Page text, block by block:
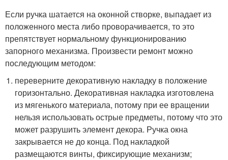
Если ручка шатается на оконной створке, выпадает из
положенного места либо проворачивается, то это
препятствует нормальному функционированию
запорного механизма. Произвести ремонт можно
последующим методом:
переверните декоративную накладку в положение
горизонтально. Декоративная накладка изготовлена
из мягенького материала, потому при ее вращении
нельзя использовать острые предметы, потому что это
может разрушить элемент декора. Ручка окна
закрывается не до конца. Под накладкой
размещаются винты, фиксирующие механизм;